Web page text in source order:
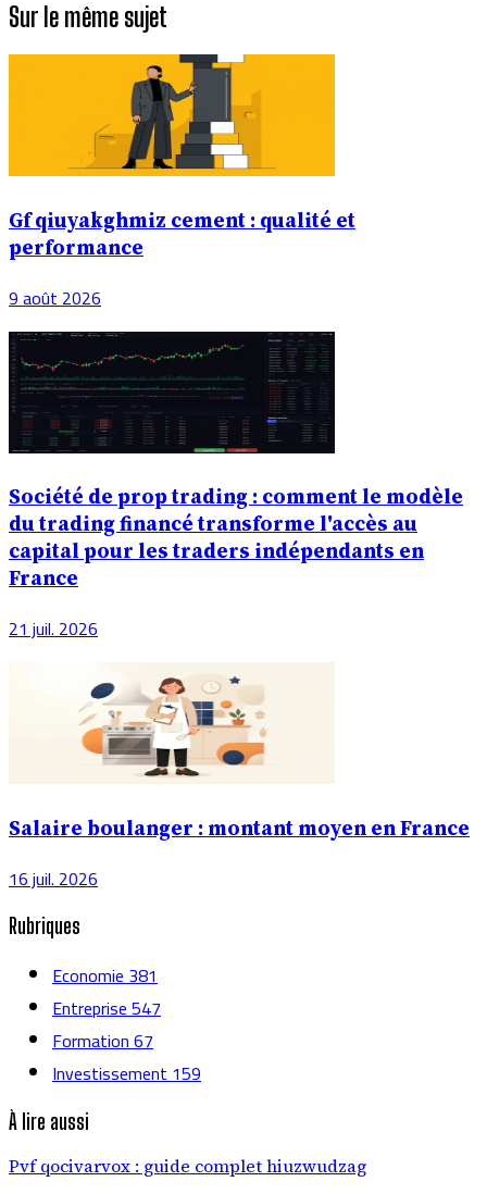
Sur le même sujet
Gf qiuyakghmiz cement : qualité et
performance
9 août 2026
Société de prop trading : comment le modèle
du trading financé transforme l'accès au
capital pour les traders indépendants en
France
21 juil. 2026
Salaire boulanger : montant moyen en France
16 juil. 2026
Rubriques
Economie381
Entreprise547
Formation67
Investissement159
À lire aussi
Pvf qocivarvox : guide complet hiuzwudzag